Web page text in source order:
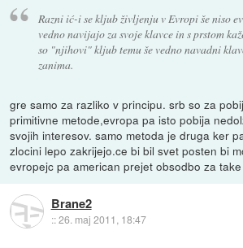
Razni ić-i se kljub življenju v Evropi še niso
vedno navijajo za svoje klavce in s prstom
so "njihovi" kljub temu še vedno navadni
zanima.
gre samo za razliko v principu. srb so za
primitivne metode,evropa pa isto pobija
svojih interesov. samo metoda je druga ker
zlocini lepo zakrijejo.ce bi bil svet posten bi
evropejc pa american prejet obsodbo za
Brane2
::26. maj 2011, 18:47